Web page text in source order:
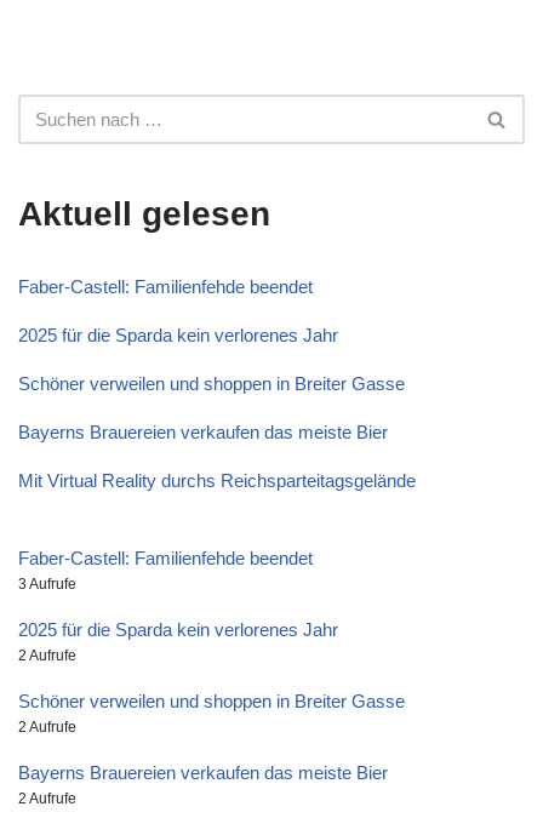
Aktuell gelesen
Faber-Castell: Familienfehde beendet
2025 für die Sparda kein verlorenes Jahr
Schöner verweilen und shoppen in Breiter Gasse
Bayerns Brauereien verkaufen das meiste Bier
Mit Virtual Reality durchs Reichsparteitagsgelände
Faber-Castell: Familienfehde beendet
3 Aufrufe
2025 für die Sparda kein verlorenes Jahr
2 Aufrufe
Schöner verweilen und shoppen in Breiter Gasse
2 Aufrufe
Bayerns Brauereien verkaufen das meiste Bier
2 Aufrufe